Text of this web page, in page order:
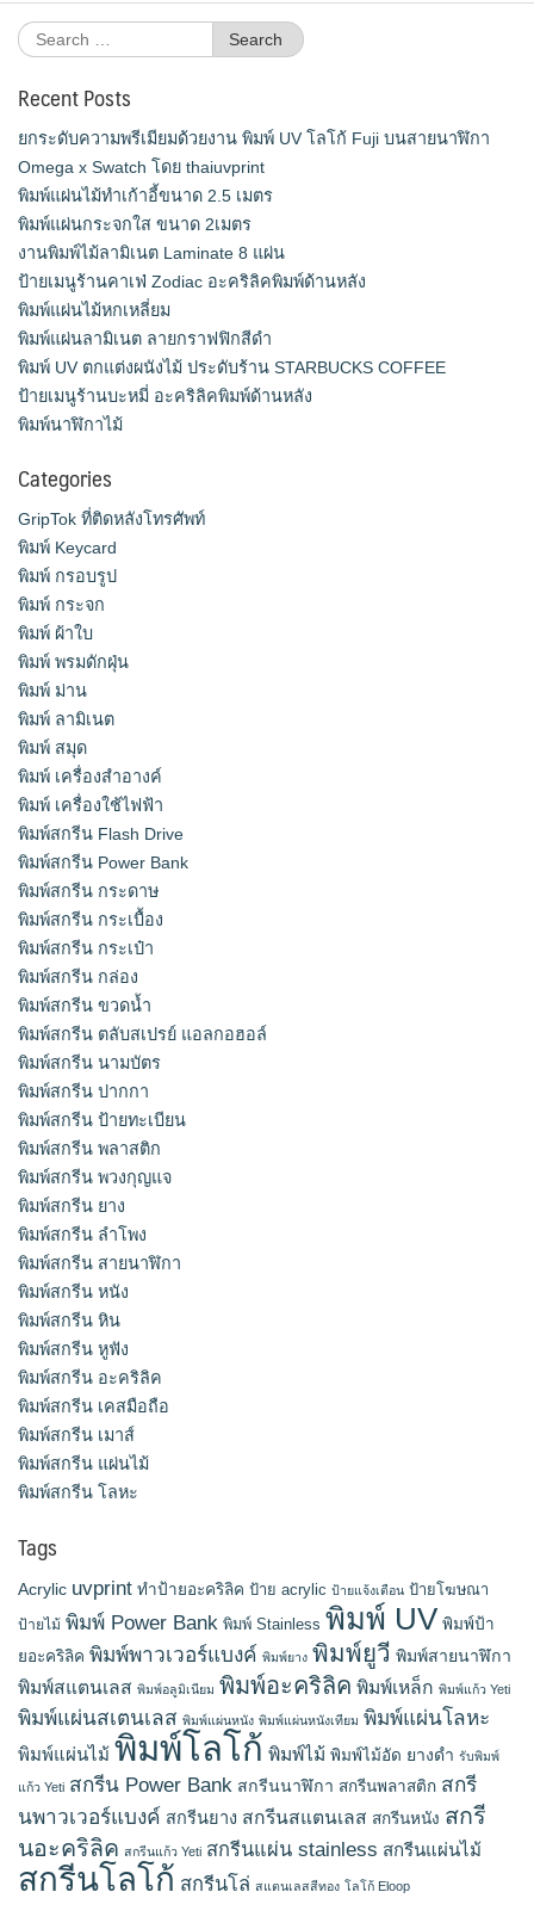
Search
for:
Recent Posts
ยกระดับความพรีเมียมด้วยงาน พิมพ์ UV โลโก้ Fuji บนสายนาฬิกา
Omega x Swatch โดย thaiuvprint
พิมพ์แผ่นไม้ทำเก้าอี้ขนาด 2.5 เมตร
พิมพ์แผ่นกระจกใส ขนาด 2เมตร
งานพิมพ์ไม้ลามิเนต Laminate 8 แผ่น
ป้ายเมนูร้านคาเฟ่ Zodiac อะคริลิคพิมพ์ด้านหลัง
พิมพ์แผ่นไม้หกเหลี่ยม
พิมพ์แผ่นลามิเนต ลายกราฟฟิกสีดำ
พิมพ์ UV ตกแต่งผนังไม้ ประดับร้าน STARBUCKS COFFEE
ป้ายเมนูร้านบะหมี่ อะคริลิคพิมพ์ด้านหลัง
พิมพ์นาฬิกาไม้
Categories
GripTok ที่ติดหลังโทรศัพท์
พิมพ์ Keycard
พิมพ์ กรอบรูป
พิมพ์ กระจก
พิมพ์ ผ้าใบ
พิมพ์ พรมดักฝุ่น
พิมพ์ ม่าน
พิมพ์ ลามิเนต
พิมพ์ สมุด
พิมพ์ เครื่องสําอางค์
พิมพ์ เครื่องใช้ไฟฟ้า
พิมพ์สกรีน Flash Drive
พิมพ์สกรีน Power Bank
พิมพ์สกรีน กระดาษ
พิมพ์สกรีน กระเบื้อง
พิมพ์สกรีน กระเป๋า
พิมพ์สกรีน กล่อง
พิมพ์สกรีน ขวดน้ำ
พิมพ์สกรีน ตลับสเปรย์ แอลกอฮอล์
พิมพ์สกรีน นามบัตร
พิมพ์สกรีน ปากกา
พิมพ์สกรีน ป้ายทะเบียน
พิมพ์สกรีน พลาสติก
พิมพ์สกรีน พวงกุญแจ
พิมพ์สกรีน ยาง
พิมพ์สกรีน ลำโพง
พิมพ์สกรีน สายนาฬิกา
พิมพ์สกรีน หนัง
พิมพ์สกรีน หิน
พิมพ์สกรีน หูฟัง
พิมพ์สกรีน อะคริลิค
พิมพ์สกรีน เคสมือถือ
พิมพ์สกรีน เมาส์
พิมพ์สกรีน แผ่นไม้
พิมพ์สกรีน โลหะ
Tags
Acrylic uvprint ทำป้ายอะคริลิค ป้าย acrylic ป้ายแจ้งเตือน ป้ายโฆษณา
ป้ายไม้ พิมพ์ Power Bank พิมพ์ Stainless พิมพ์ UV พิมพ์ป้า
ยอะคริลิค พิมพ์พาวเวอร์แบงค์ พิมพ์ยาง พิมพ์ยูวี พิมพ์สายนาฬิกา
พิมพ์สแตนเลส พิมพ์อลูมิเนียม พิมพ์อะคริลิค พิมพ์เหล็ก พิมพ์แก้ว Yeti
พิมพ์แผ่นสเตนเลส พิมพ์แผ่นหนัง พิมพ์แผ่นหนังเทียม พิมพ์แผ่นโลหะ
พิมพ์แผ่นไม้ พิมพ์โลโก้ พิมพ์ไม้ พิมพ์ไม้อัด ยางดำ รับพิมพ์
แก้ว Yeti สกรีน Power Bank สกรีนนาฬิกา สกรีนพลาสติก สกรี
นพาวเวอร์แบงค์ สกรีนยาง สกรีนสแตนเลส สกรีนหนัง สกรี
นอะคริลิค สกรีนแก้ว Yeti สกรีนแผ่น stainless สกรีนแผ่นไม้
สกรีนโลโก้ สกรีนโล่ สแตนเลสสีทอง โลโก้ Eloop